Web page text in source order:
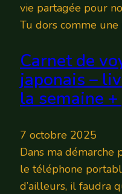
vie partagée pour
Tu dors comme
Carnet de
japonais –
la semaine
7 octobre 2025
Dans ma
le téléphone
d’ailleurs, il faudra